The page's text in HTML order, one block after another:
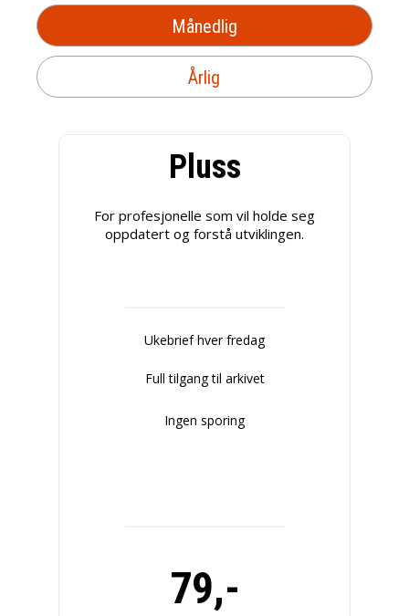
Månedlig
Årlig
Pluss
For profesjonelle som vil holde seg
oppdatert og forstå utviklingen.
Ukebrief hver fredag
Full tilgang til arkivet
Ingen sporing
79,-